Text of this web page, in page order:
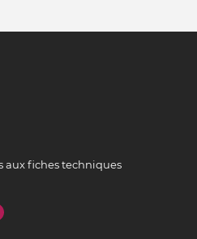
aux fiches techniques